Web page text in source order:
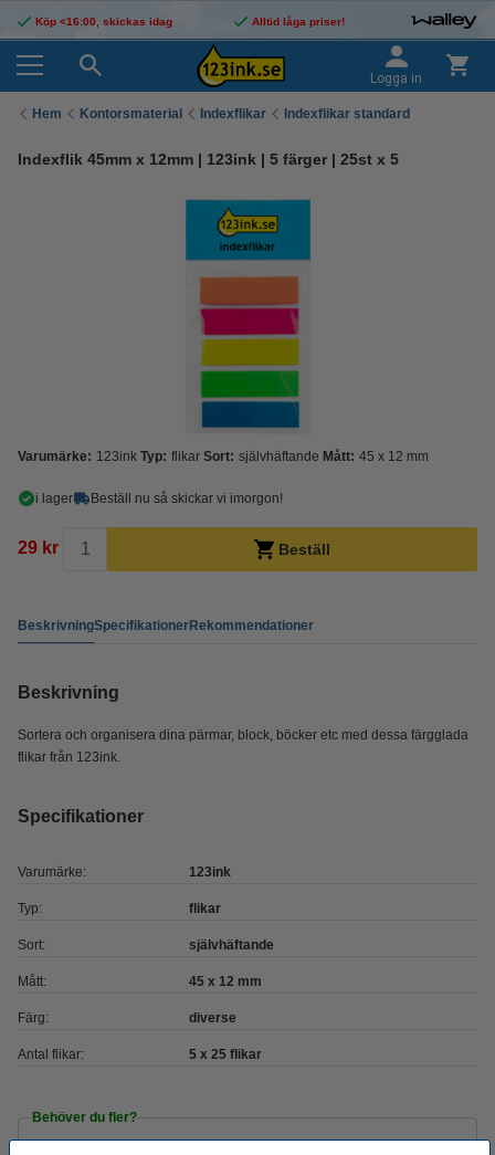
Köp <16:00, skickas idag Alltid låga priser!
Logga in
Hem Kontorsmaterial Indexflikar Indexflikar standard
Indexflik 45mm x 12mm | 123ink | 5 färger | 25st x 5
Varumärke: 123ink Typ: flikar Sort: självhäftande Mått: 45 x 12 mm
i lager Beställ nu så skickar vi imorgon!
29 kr Beställ
BeskrivningSpecifikationerRekommendationer
Beskrivning
Sortera och organisera dina pärmar, block, böcker etc med dessa färgglada
flikar från 123ink.
Specifikationer
Varumärke: 123ink
Typ: flikar
Sort: självhäftande
Mått: 45 x 12 mm
Färg: diverse
Antal flikar: 5 x 25 flikar
Behöver du fler?